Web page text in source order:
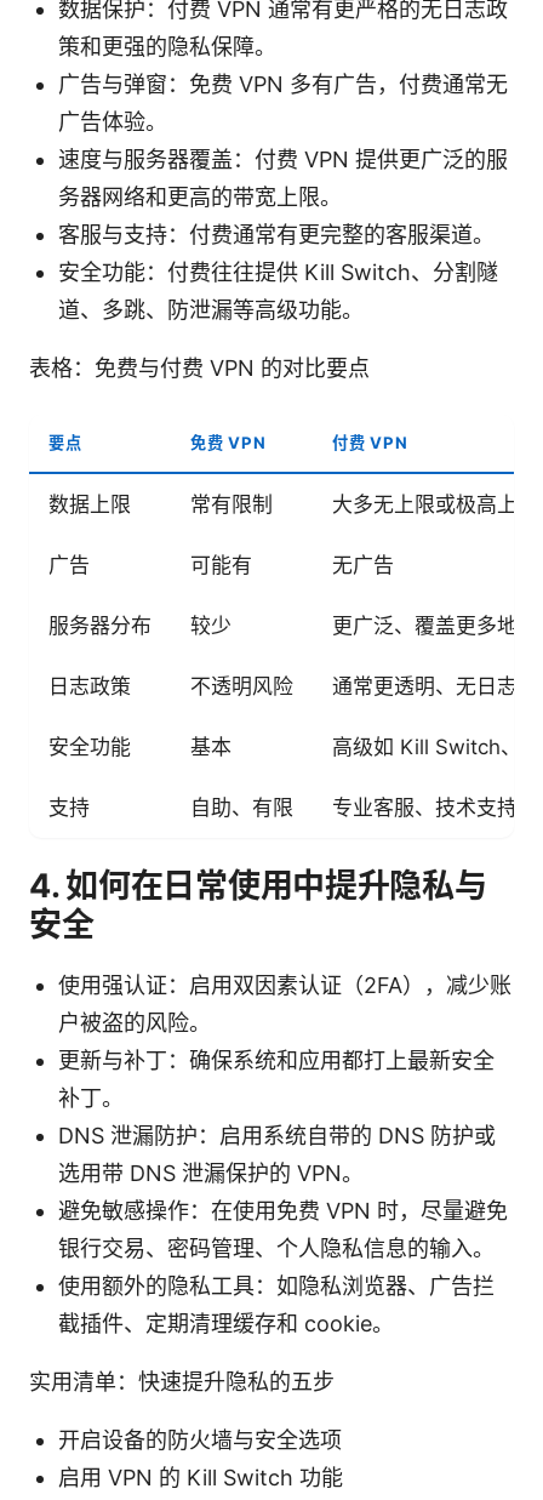
数据保护：付费 VPN 通常有更严格的无日志政
策和更强的隐私保障。
广告与弹窗：免费 VPN 多有广告，付费通常无
广告体验。
速度与服务器覆盖：付费 VPN 提供更广泛的服
务器网络和更高的带宽上限。
客服与支持：付费通常有更完整的客服渠道。
安全功能：付费往往提供 Kill Switch、分割隧
道、多跳、防泄漏等高级功能。
表格：免费与付费 VPN 的对比要点
要点 免费 VPN 付费 VPN
数据上限 常有限制 大多无上限或极高上限
广告 可能有 无广告
服务器分布 较少 更广泛、覆盖更多地区
日志政策 不透明风险 通常更透明、无日志
安全功能 基本 高级如 Kill Switch、
支持 自助、有限 专业客服、技术支持
4. 如何在日常使用中提升隐私与
安全
使用强认证：启用双因素认证（2FA），减少账
户被盗的风险。
更新与补丁：确保系统和应用都打上最新安全
补丁。
DNS 泄漏防护：启用系统自带的 DNS 防护或
选用带 DNS 泄漏保护的 VPN。
避免敏感操作：在使用免费 VPN 时，尽量避免
银行交易、密码管理、个人隐私信息的输入。
使用额外的隐私工具：如隐私浏览器、广告拦
截插件、定期清理缓存和 cookie。
实用清单：快速提升隐私的五步
开启设备的防火墙与安全选项
启用 VPN 的 Kill Switch 功能